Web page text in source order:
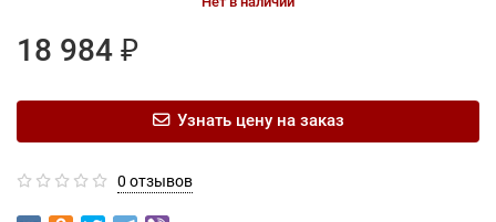
18 984 ₽
Узнать цену на заказ
0 отзывов